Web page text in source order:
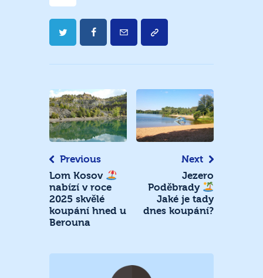
Navigace
pro
příspěvek
Previous
Lom Kosov
nabízí v roce
2025 skvělé
koupání hned u
Berouna
Next
Jezero
Poděbrady
Jaké je tady
dnes koupání?